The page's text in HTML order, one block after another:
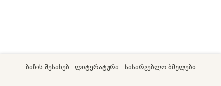
ბაზის შესახებ ლიტერატურა სასარგებლო ბმულები